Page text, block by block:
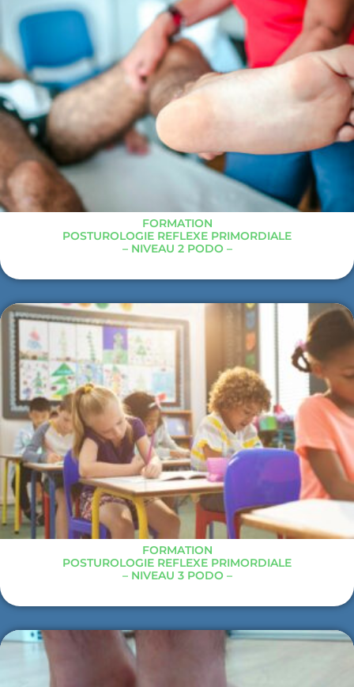
FORMATION
POSTUROLOGIE REFLEXE PRIMORDIALE
– NIVEAU 2 PODO –
FORMATION
POSTUROLOGIE REFLEXE PRIMORDIALE
– NIVEAU 3 PODO –